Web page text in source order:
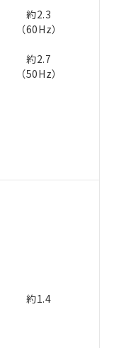
約2.3
（60Hz）
約2.7
（50Hz）
約1.4